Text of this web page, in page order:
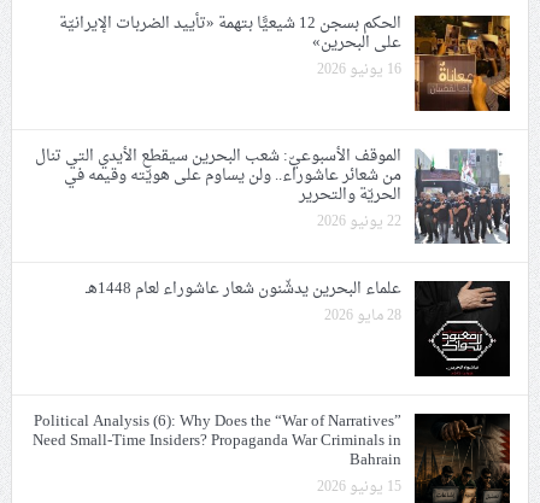
الحكم بسجن 12 شيعيًّا بتهمة «تأييد الضربات الإيرانيّة
على البحرين»
16 يونيو 2026
الموقف الأسبوعيّ: شعب البحرين سيقطع الأيدي التي تنال
من شعائر عاشوراء.. ولن يساوم على هويّته وقيمه في
الحريّة والتحرير
22 يونيو 2026
علماء البحرين يدشّنون شعار عاشوراء لعام 1448هـ
28 مايو 2026
Political Analysis (6): Why Does the “War of Narratives”
Need Small-Time Insiders? Propaganda War Criminals in
Bahrain
15 يونيو 2026